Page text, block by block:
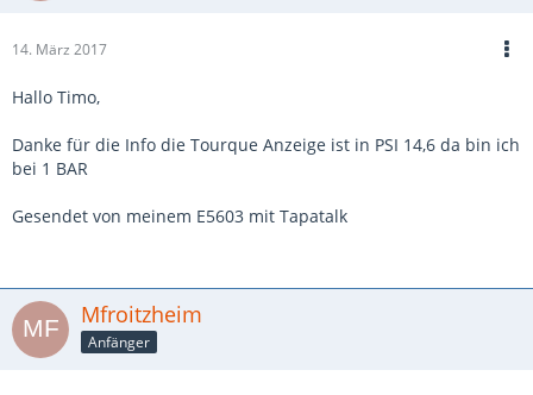
14. März 2017
Hallo Timo,
Danke für die Info die Tourque Anzeige ist in PSI 14,6 da bin ich
bei 1 BAR
Gesendet von meinem E5603 mit Tapatalk
Mfroitzheim
Anfänger